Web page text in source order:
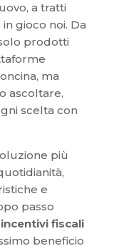
a tratti
gioco noi. Da
prodotti
ma
ascoltare,
scelta con
più
e
passo
fiscali
beneficio